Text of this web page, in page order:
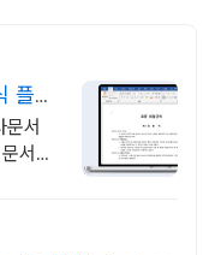
플랫
문서
서로